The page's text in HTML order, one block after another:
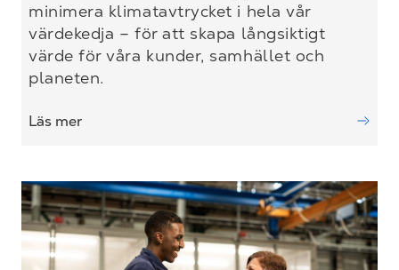
minimera klimatavtrycket i hela vår
värdekedja – för att skapa långsiktigt
värde för våra kunder, samhället och
planeten.
Läs mer